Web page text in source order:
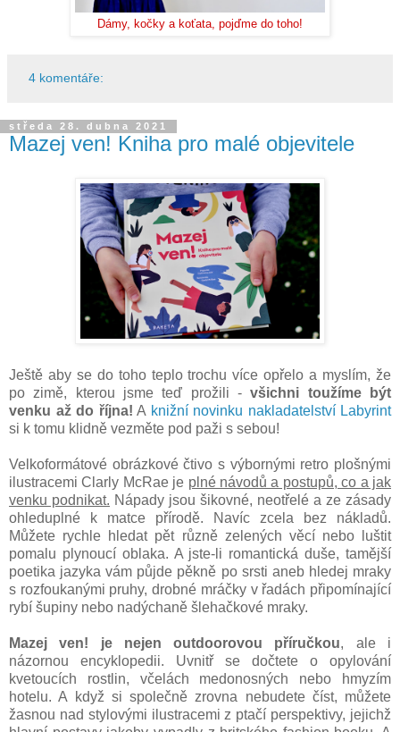
Dámy, kočky a koťata, pojďme do toho!
4 komentáře:
středa 28. dubna 2021
Mazej ven! Kniha pro malé objevitele
Ještě aby se do toho teplo trochu více opřelo a myslím, že
po zimě, kterou jsme teď prožili -všichni toužíme být
venku až do října! A knižní novinku nakladatelství Labyrint
si k tomu klidně vezměte pod paži s sebou!
Velkoformátové obrázkové čtivo s výbornými retro plošnými
ilustracemi Clarly McRae je plné návodů a postupů, co a jak
venku podnikat. Nápady jsou šikovné, neotřelé a ze zásady
ohleduplné k matce přírodě. Navíc zcela bez nákladů.
Můžete rychle hledat pět různě zelených věcí nebo luštit
pomalu plynoucí oblaka. A jste-li romantická duše, tamější
poetika jazyka vám půjde pěkně po srsti aneb hledej mraky
s rozfoukanými pruhy, drobné mráčky v řadách připomínající
rybí šupiny nebo nadýchaně šlehačkové mraky.
Mazej ven! je nejen outdoorovou příručkou, ale i
názornou encyklopedii. Uvnitř se dočtete o opylování
kvetoucích rostlin, včelách medonosných nebo hmyzím
hotelu. A když si společně zrovna nebudete číst, můžete
žasnou nad stylovými ilustracemi z ptačí perspektivy, jejichž